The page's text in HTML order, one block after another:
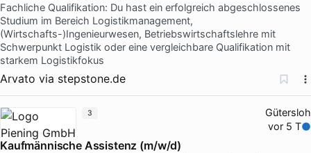
Fachliche Qualifikation: Du hast ein erfolgreich abgeschlossenes
Studium im Bereich Logistikmanagement,
(Wirtschafts-)Ingenieurwesen, Betriebswirtschaftslehre mit
Schwerpunkt Logistik oder eine vergleichbare Qualifikation mit
starkem Logistikfokus
Arvato via stepstone.de
Gütersloh
vor 5 T
Kaufmännische Assistenz (m/w/d)
3